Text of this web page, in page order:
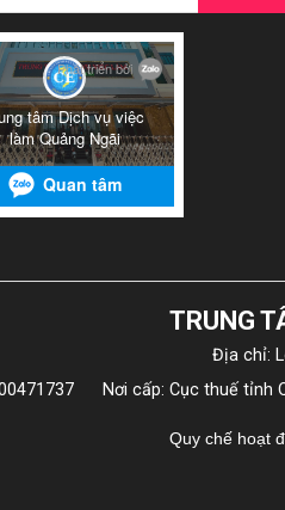
TRUNG
Địa chỉ:
Nơi cấp: Cục thuế tỉnh
Quy chế hoạt